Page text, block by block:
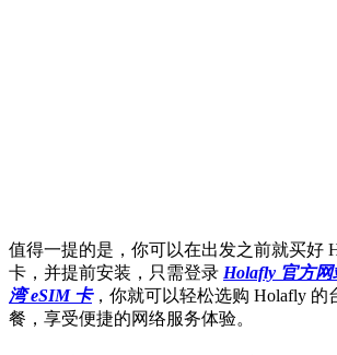
值得一提的是，你可以在出发之前就买好
卡，并提前安装，只需登录 Holafly 官方网
湾 eSIM 卡，你就可以轻松选购 Holafly 的
餐，享受便捷的网络服务体验。